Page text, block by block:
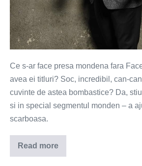
Ce s-ar face presa mondena fara
avea ei titluri? Soc, incredibil, can-
cuvinte de astea bombastice? Da,
si in special segmentul monden – a
scarboasa.
Read more
Fantoma
lui